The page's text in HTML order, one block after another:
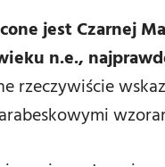
jest Czarnej
n.e.,
rzeczywiście